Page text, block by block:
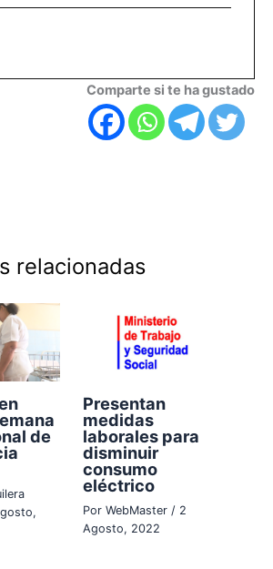
Comparte si te ha gustado
relacionadas
de
Presentan
medidas
laborales para
disminuir
consumo
eléctrico
Por WebMaster / 2
Agosto, 2022